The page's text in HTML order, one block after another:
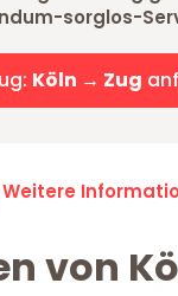
sorglos-
Köln → Zug
Weitere
von